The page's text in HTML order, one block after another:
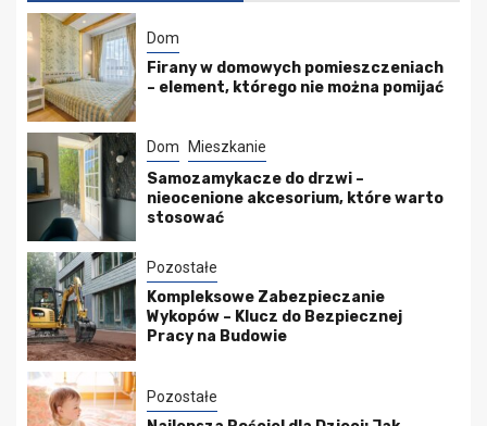
Dom
Firany w domowych pomieszczeniach
– element, którego nie można pomijać
Dom Mieszkanie
Samozamykacze do drzwi –
nieocenione akcesorium, które warto
stosować
Pozostałe
Kompleksowe Zabezpieczanie
Wykopów – Klucz do Bezpiecznej
Pracy na Budowie
Pozostałe